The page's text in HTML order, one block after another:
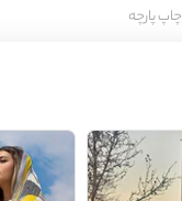
چاپ پارچه